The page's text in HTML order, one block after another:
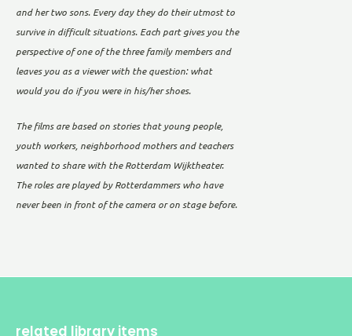
and her two sons. Every day they do their utmost to
survive in difficult situations. Each part gives you the
perspective of one of the three family members and
leaves you as a viewer with the question: what
would you do if you were in his/her shoes.
The films are based on stories that young people,
youth workers, neighborhood mothers and teachers
wanted to share with the Rotterdam Wijktheater.
The roles are played by Rotterdammers who have
never been in front of the camera or on stage before.
related library items